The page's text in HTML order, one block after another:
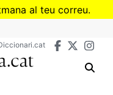
al teu correu.
Divulcat